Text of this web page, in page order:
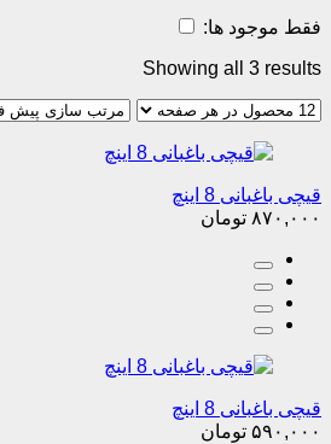
فقط موجود ها:
Showing all 3 results
قیچی باغبانی 8 اینچ
۸۷۰,۰۰۰ تومان
قیچی باغبانی 8 اینچ
۵۹۰,۰۰۰ تومان